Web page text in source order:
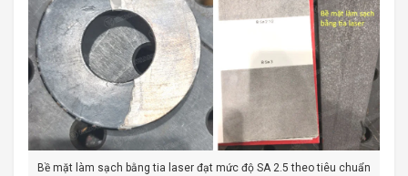
Bề mặt làm sạch bằng tia laser đạt mức độ SA 2.5 theo tiêu chuẩn